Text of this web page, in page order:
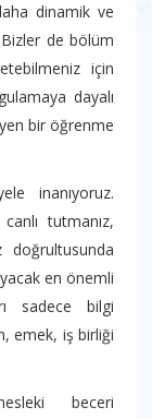
dinamik ve
de bölüm
için
dayalı
bir öğrenme
inanıyoruz.
tutmanız,
doğrultusunda
en önemli
sadece bilgi
emek, iş birliği
beceri